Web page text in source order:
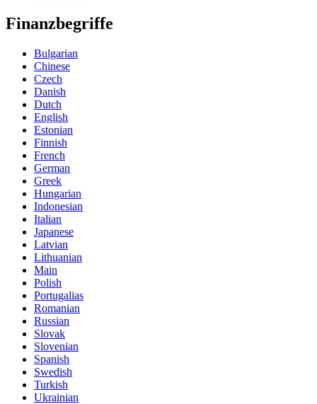
Finanzbegriffe
Bulgarian
Chinese
Czech
Danish
Dutch
English
Estonian
Finnish
French
German
Greek
Hungarian
Indonesian
Italian
Japanese
Latvian
Lithuanian
Main
Polish
Portugalias
Romanian
Russian
Slovak
Slovenian
Spanish
Swedish
Turkish
Ukrainian